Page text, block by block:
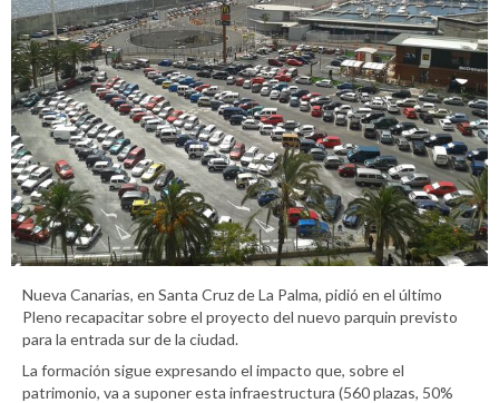
Nueva Canarias, en Santa Cruz de La Palma, pidió en el último
Pleno recapacitar sobre el proyecto del nuevo parquin previsto
para la entrada sur de la ciudad.
La formación sigue expresando el impacto que, sobre el
patrimonio, va a suponer esta infraestructura (560 plazas, 50%